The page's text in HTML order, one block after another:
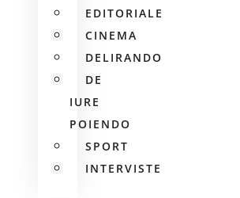
EDITORIALE
CINEMA
DELIRANDO
DE
IURE
POIENDO
SPORT
INTERVISTE